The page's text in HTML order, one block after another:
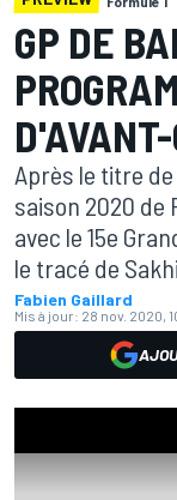
GP DE
Après le titre
saison 2020 de
avec le 15e
le tracé de
Fabien Gaillard
Mis à jour: 28 nov. 2020,